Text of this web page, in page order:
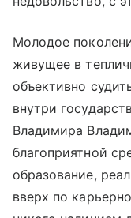
Молодое
живущее в
объективно
внутри
Владимира
благоприятной
образование,
вверх по